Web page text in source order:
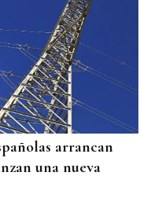
arrancan
una nueva